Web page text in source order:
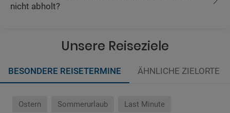
nicht abholt?
Unsere Reiseziele
BESONDERE REISETERMINE ÄHNLICHE ZIELORTE
Ostern Sommerurlaub Last Minute